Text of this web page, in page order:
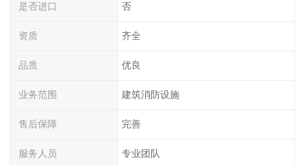
是否进口 否
资质 齐全
品质 优良
业务范围 建筑消防设施
售后保障 完善
服务人员 专业团队